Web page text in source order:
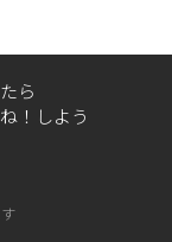
ら
！しよう